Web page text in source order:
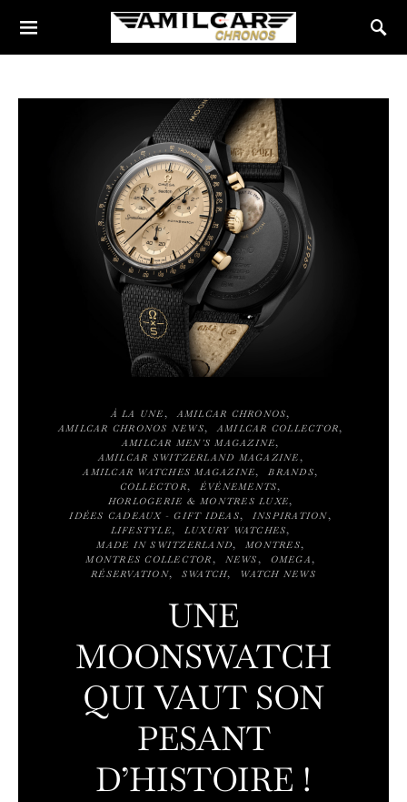
À LA UNE
AMILCAR CHRONOS
AMILCAR CHRONOS NEWS
AMILCAR COLLECTOR
AMILCAR MEN'S MAGAZINE
AMILCAR SWITZERLAND MAGAZINE
AMILCAR WATCHES MAGAZINE
BRANDS
COLLECTOR
ÉVÉNEMENTS
HORLOGERIE & MONTRES LUXE
IDÉES CADEAUX - GIFT IDEAS
INSPIRATION
LIFESTYLE
LUXURY WATCHES
MADE IN SWITZERLAND
MONTRES
MONTRES COLLECTOR
NEWS
OMEGA
RÉSERVATION
SWATCH WATCH NEWS
UNE
MOONSWATCH
QUI VAUT SON
PESANT
D’HISTOIRE !